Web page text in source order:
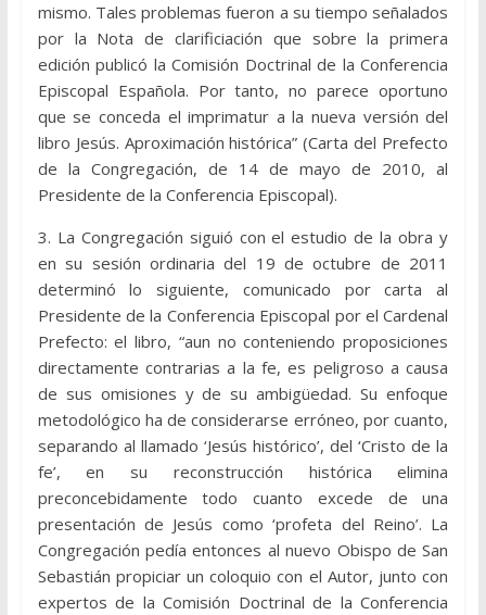
mismo. Tales problemas fueron a su tiempo señalados
por la Nota de clarificiación que sobre la primera
edición publicó la Comisión Doctrinal de la Conferencia
Episcopal Española. Por tanto, no parece oportuno
que se conceda el imprimatur a la nueva versión del
libro Jesús. Aproximación histórica” (Carta del Prefecto
de la Congregación, de 14 de mayo de 2010, al
Presidente de la Conferencia Episcopal).
3. La Congregación siguió con el estudio de la obra y
en su sesión ordinaria del 19 de octubre de 2011
determinó lo siguiente, comunicado por carta al
Presidente de la Conferencia Episcopal por el Cardenal
Prefecto: el libro, “aun no conteniendo proposiciones
directamente contrarias a la fe, es peligroso a causa
de sus omisiones y de su ambigüedad. Su enfoque
metodológico ha de considerarse erróneo, por cuanto,
separando al llamado ‘Jesús histórico’, del ‘Cristo de la
fe’, en su reconstrucción histórica elimina
preconcebidamente todo cuanto excede de una
presentación de Jesús como ‘profeta del Reino’. La
Congregación pedía entonces al nuevo Obispo de San
Sebastián propiciar un coloquio con el Autor, junto con
expertos de la Comisión Doctrinal de la Conferencia